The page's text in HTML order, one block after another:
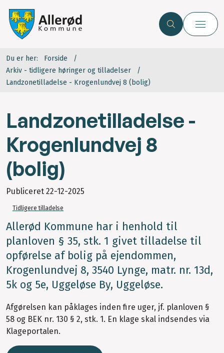
Du er her:
Forside
Arkiv - tidligere høringer og tilladelser
Landzonetilladelse - Krogenlundvej 8 (bolig)
Landzonetilladelse -
Krogenlundvej 8
(bolig)
Publiceret 22-12-2025
Tidligere tilladelse
Allerød Kommune har i henhold til
planloven § 35, stk. 1 givet tilladelse til
opførelse af bolig på ejendommen,
Krogenlundvej 8, 3540 Lynge, matr. nr. 13d,
5k og 5e, Uggeløse By, Uggeløse.
Afgørelsen kan påklages inden fire uger, jf. planloven §
58 og BEK nr. 130 § 2, stk. 1. En klage skal indsendes via
Klageportalen.